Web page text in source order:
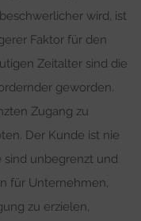
wird, ist
Faktor für den
Zeitalter sind die
geworden.
Zugang zu
Der Kunde ist nie
sind unbegrenzt und
für Unternehmen,
zu erzielen,